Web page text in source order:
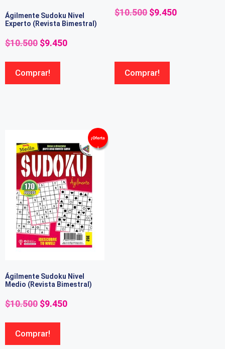
Ágilmente Sudoku Nivel
Experto (Revista Bimestral)
$10.500 $9.450
Comprar!
$10.500 $9.450
Comprar!
¡Oferta
!
Ágilmente Sudoku Nivel
Medio (Revista Bimestral)
$10.500 $9.450
Comprar!